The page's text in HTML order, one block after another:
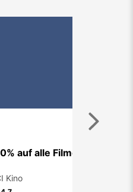
auf alle Filme
Kino